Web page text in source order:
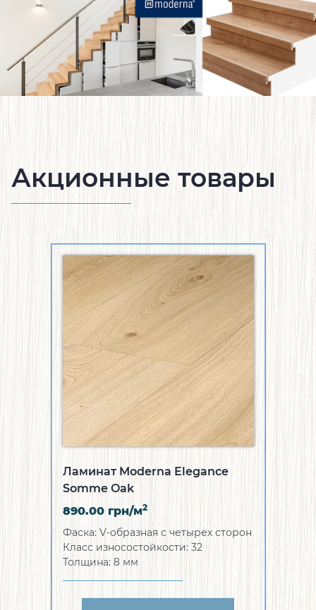
Акционные товары
Ламинат Moderna Elegance
Somme Oak
890.00 грн/м2
Фаска: V-образная с четырех сторон
Класс износостойкости: 32
Толщина: 8 мм